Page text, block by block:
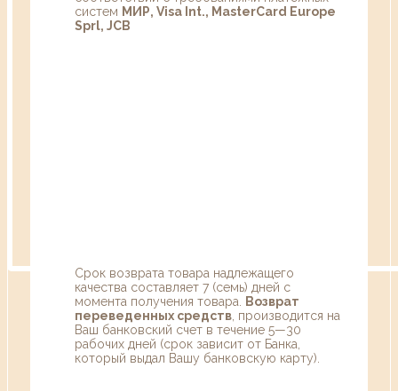
систем МИР, Visa Int., MasterCard Europe
Sprl, JCB
Срок возврата товара надлежащего
качества составляет 7 (семь) дней с
момента получения товара.
Возврат
переведенных средств , производится на
Ваш банковский счет в течение 5—30
рабочих дней (срок зависит от Банка,
который выдал Вашу банковскую карту).